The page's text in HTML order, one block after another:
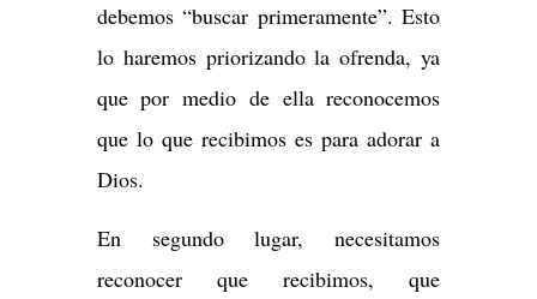
debemos “buscar primeramente”. Esto
lo haremos priorizando la ofrenda, ya
que por medio de ella reconocemos
que lo que recibimos es para adorar a
Dios.
En segundo lugar, necesitamos
reconocer que recibimos, que